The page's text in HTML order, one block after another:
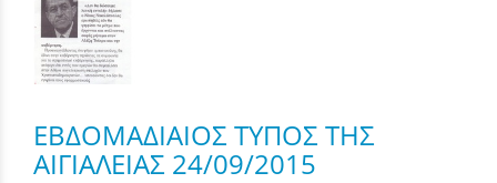
ΕΒΔΟΜΑΔΙΑΙΟΣ ΤΥΠΟΣ ΤΗΣ
ΑΙΓΙΑΛΕΙΑΣ 24/09/2015